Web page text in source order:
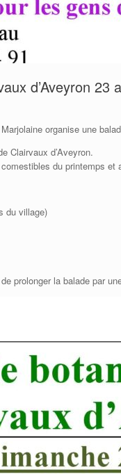
d’Aveyron 23
organise une
Clairvaux d’Aveyron.
du printemps et
du village)
prolonger la balade par